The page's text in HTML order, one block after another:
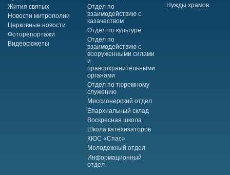
Жития святых
Новости митрополии
Церковные новости
Фоторепортажи
Видеосюжеты
Отдел по
взаимодействию с
казачеством
Отдел по культуре
Отдел по
взаимодействию с
вооруженными силами
и
правоохранительными
органами
Отдел по тюремному
служению
Миссионерский отдел
Епархиальный склад
Воскресная школа
Школа катехизаторов
КЮС «Спас»
Молодежный отдел
Информационный
отдел
Нужды храмов